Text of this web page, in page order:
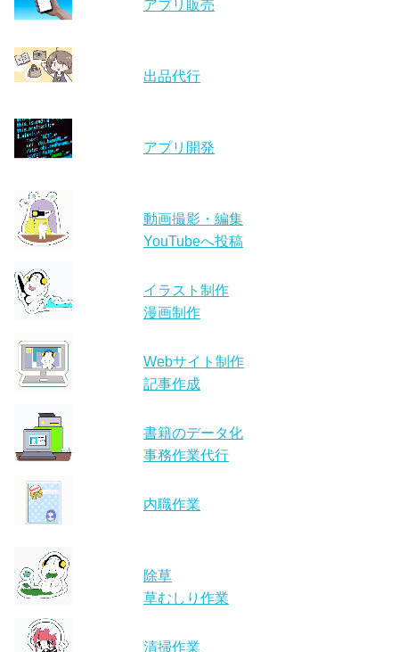
アプリ販売
出品代行
アプリ開発
動画撮影・編集
YouTubeへ投稿
イラスト制作
漫画制作
Webサイト制作
記事作成
書籍のデータ化
事務作業代行
内職作業
除草
草むしり作業
清掃作業